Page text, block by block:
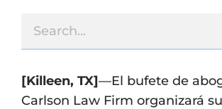
[Killeen, TX]—El bufete de
Carlson Law Firm organizará su